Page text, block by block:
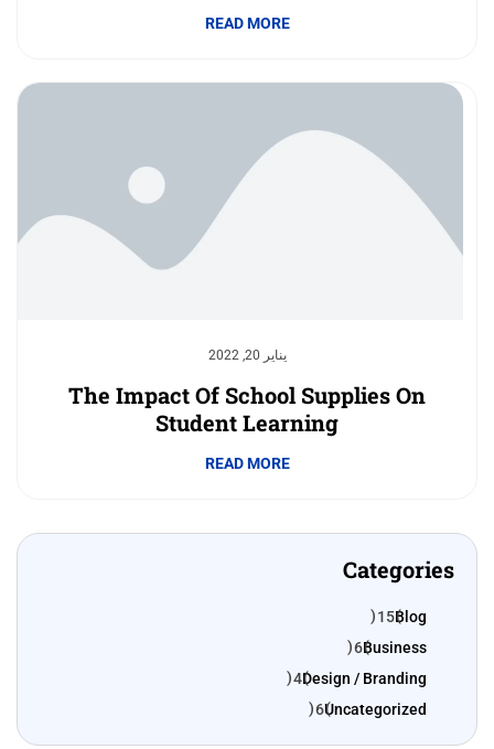
READ MORE
يناير 20, 2022
The Impact Of School Supplies On
Student Learning
READ MORE
Categories
Blog
15
Business
6
Design / Branding
4
Uncategorized
6